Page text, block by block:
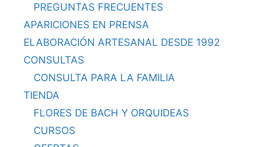
PREGUNTAS FRECUENTES
APARICIONES EN PRENSA
ELABORACIÓN ARTESANAL DESDE 1992
CONSULTAS
CONSULTA PARA LA FAMILIA
TIENDA
FLORES DE BACH Y ORQUIDEAS
CURSOS